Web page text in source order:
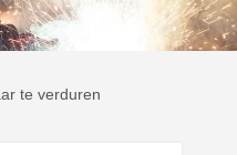
te verduren